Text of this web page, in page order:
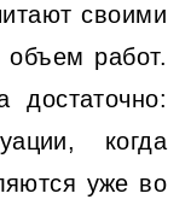
своими
объем работ.
достаточно:
когда
уже во